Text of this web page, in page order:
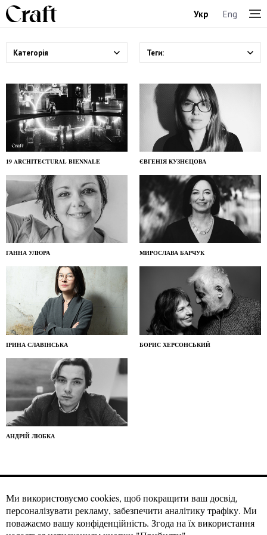
Укр Eng
Категорія Теги:
19 ARCHITECTURAL BIENNALE ЄВГЕНІЯ КУЗНЄЦОВА
ГАННА УЛЮРА МИРОСЛАВА БАРЧУК
ІРИНА СЛАВІНСЬКА БОРИС ХЕРСОНСЬКИЙ
АНДРІЙ ЛЮБКА
Матеріали craftmagazine.net можна використовувати за вільною
ліцензієюCreative Commons із зазначенням авторства, CC BY.
Умовою використання наших матеріалів є гіперпосилання на
Ми використовуємо cookies, щоб покращити ваш досвід,
персоналізувати рекламу, забезпечити аналітику трафіку. Ми
поважаємо вашу конфіденційність. Згода на їх використання